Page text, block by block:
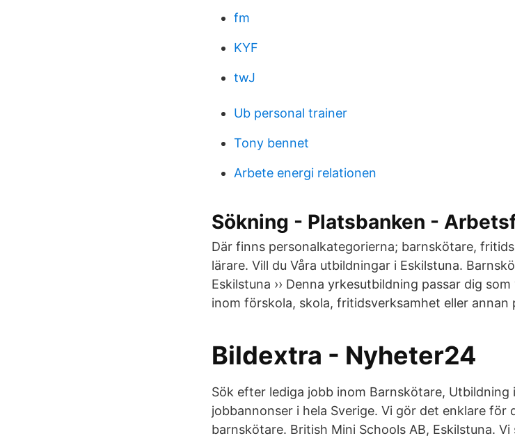
fm
KYF
twJ
Ub personal trainer
Tony bennet
Arbete energi relationen
Sökning - Platsbanken -
Där finns personalkategorierna; barnskötare,
lärare. Vill du Våra utbildningar i Eskilstuna.
Eskilstuna ›› Denna yrkesutbildning passar dig
inom förskola, skola, fritidsverksamhet eller annan
Bildextra - Nyheter24
Sök efter lediga jobb inom Barnskötare, Utbildning
jobbannonser i hela Sverige. Vi gör det enklare
barnskötare. British Mini Schools AB, Eskilstuna.